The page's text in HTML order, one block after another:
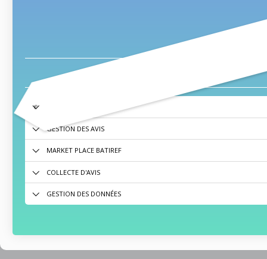
GESTION DES AVIS
MARKET PLACE BATIREF
COLLECTE D'AVIS
GESTION DES DONNÉES